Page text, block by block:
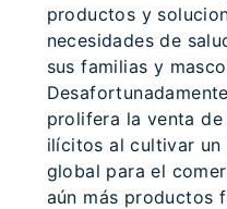
productos y
necesidades de
sus familias y
prolifera la venta
ilícitos al cultivar un
global para el
aún más productos